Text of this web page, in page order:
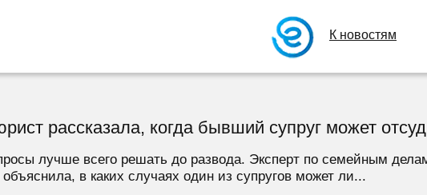
К новостям
рассказала, когда бывший супруг может
лучше всего решать до развода. Эксперт по семейным
в каких случаях один из супругов может ли...